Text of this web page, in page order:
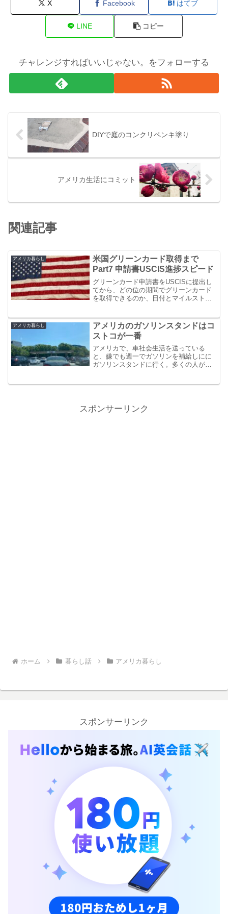
X Facebook はてブ
LINE コピー
チャレンジすればいいじゃない。をフォローする
DIYで庭のコンクリペンキ塗り
アメリカ生活にコミット
関連記事
アメリカ暮らし
米国グリーンカード取得まで
Part7 申請書USCIS進捗スピード
グリーンカード申請書をUSCISに提出し
てから、どの位の期間でグリーンカード
を取得できるのか、日付とマイルストー
アメリカ暮らし
アメリカのガソリンスタンドはコ
ストコが一番
アメリカで、車社会生活を送っている
と、嫌でも週一でガソリンを補給しにに
ガソリンスタンドに行く。多くの人が安
スポンサーリンク
ホーム 暮らし話 アメリカ暮らし
スポンサーリンク